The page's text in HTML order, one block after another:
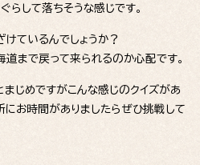
らして落ちそうな感じです。
けているんでしょうか？
道まで戻って来られるのか心配です。
まじめですがこんな感じのクイズがあ
にお時間がありましたらぜひ挑戦して